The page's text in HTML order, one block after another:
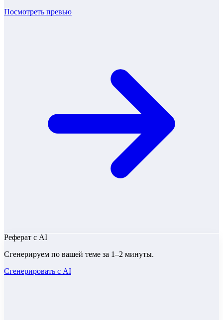
Посмотреть превью
Реферат с AI
Сгенерируем по вашей теме за 1–2 минуты.
Сгенерировать с AI